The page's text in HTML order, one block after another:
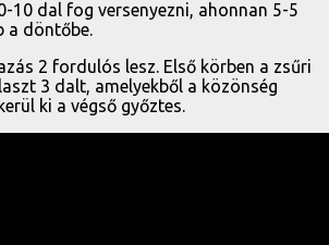
10 dal fog versenyezni, ahonnan 5-5
a döntőbe.
2 fordulós lesz. Első körben a zsűri
3 dalt, amelyekből a közönség
ki a végső győztes.